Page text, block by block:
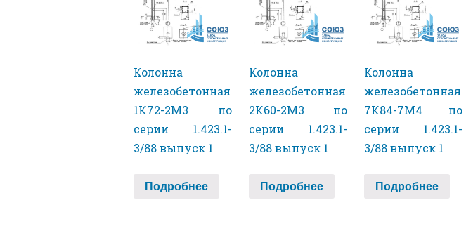
Колонна
железобетонная
1К72-2М3 по
серии 1.423.1-
3/88 выпуск 1
Подробнее
Колонна
железобетонная
2К60-2М3 по
серии 1.423.1-
3/88 выпуск 1
Подробнее
Колонна
железобетонная
7К84-7М4 по
серии 1.423.1-
3/88 выпуск 1
Подробнее